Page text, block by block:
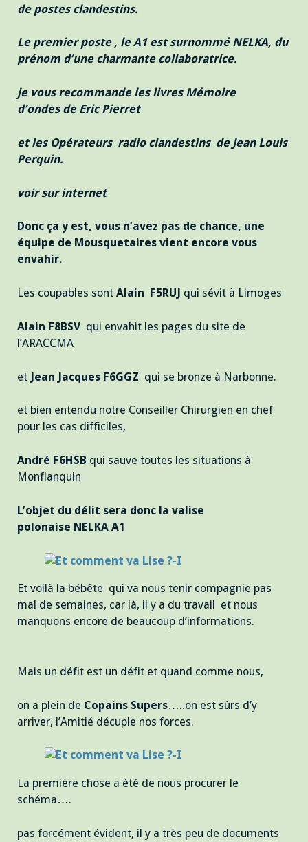
de postes clandestins.
Le premier poste , le A1 est surnommé NELKA, du
prénom d’une charmante collaboratrice.
je vous recommande les livres Mémoire
d’ondes de Eric Pierret
et les Opérateurs radio clandestins de Jean Louis
Perquin.
voir sur internet
Donc ça y est, vous n’avez pas de chance, une
équipe de Mousquetaires vient encore vous
envahir.
Les coupables sont Alain F5RUJ qui sévit à Limoges
Alain F8BSV qui envahit les pages du site de
l’ARACCMA
et Jean Jacques F6GGZ qui se bronze à Narbonne.
et bien entendu notre Conseiller Chirurgien en chef
pour les cas difficiles,
André F6HSB qui sauve toutes les situations à
Monflanquin
L’objet du délit sera donc la valise
polonaise NELKA A1
Et voilà la bébête qui va nous tenir compagnie pas
mal de semaines, car là, il y a du travail et nous
manquons encore de beaucoup d’informations.
Mais un défit est un défit et quand comme nous,
on a plein de Copains Supers…..on est sûrs d’y
arriver, l’Amitié décuple nos forces.
La première chose a été de nous procurer le
schéma….
pas forcément évident, il y a très peu de documents